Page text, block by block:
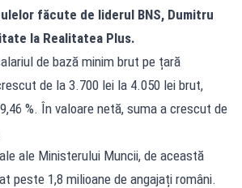
făcute de liderul BNS, Dumitru
la Realitatea Plus.
de bază minim brut pe țară
de la 3.700 lei la 4.050 lei brut,
%. În valoare netă, suma a crescut de
ale Ministerului Muncii, de această
peste 1,8 milioane de angajați români.